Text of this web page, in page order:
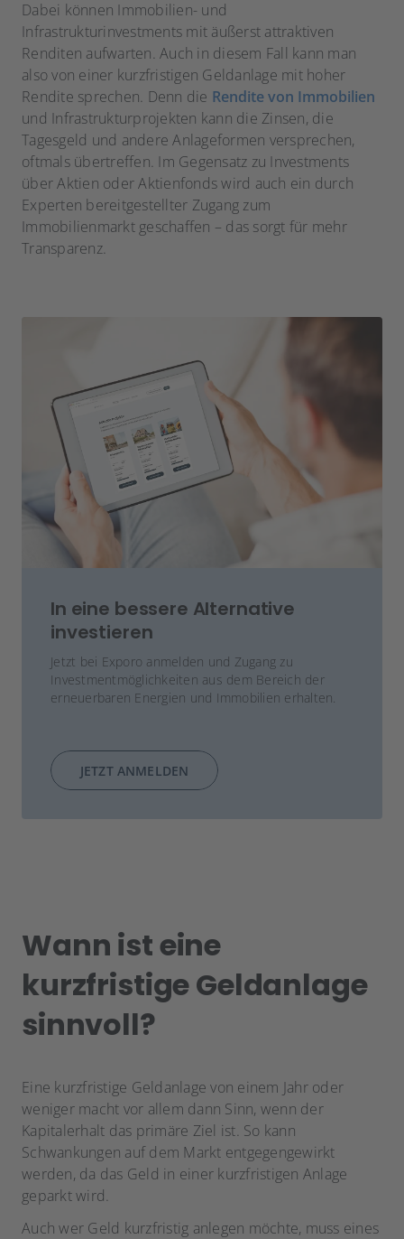
Dabei können Immobilien- und
Infrastrukturinvestments mit äußerst attraktiven
Renditen aufwarten. Auch in diesem Fall kann man
also von einer kurzfristigen Geldanlage mit hoher
Rendite sprechen. Denn die Rendite von Immobilien
und Infrastrukturprojekten kann die Zinsen, die
Tagesgeld und andere Anlageformen versprechen,
oftmals übertreffen. Im Gegensatz zu Investments
über Aktien oder Aktienfonds wird auch ein durch
Experten bereitgestellter Zugang zum
Immobilienmarkt geschaffen – das sorgt für mehr
Transparenz.
In eine bessere Alternative
investieren
Jetzt bei Exporo anmelden und Zugang zu
Investmentmöglichkeiten aus dem Bereich der
erneuerbaren Energien und Immobilien erhalten.
JETZT ANMELDEN
Wann ist eine
kurzfristige Geldanlage
sinnvoll?
Eine kurzfristige Geldanlage von einem Jahr oder
weniger macht vor allem dann Sinn, wenn der
Kapitalerhalt das primäre Ziel ist. So kann
Schwankungen auf dem Markt entgegengewirkt
werden, da das Geld in einer kurzfristigen Anlage
geparkt wird.
Auch wer Geld kurzfristig anlegen möchte, muss eines